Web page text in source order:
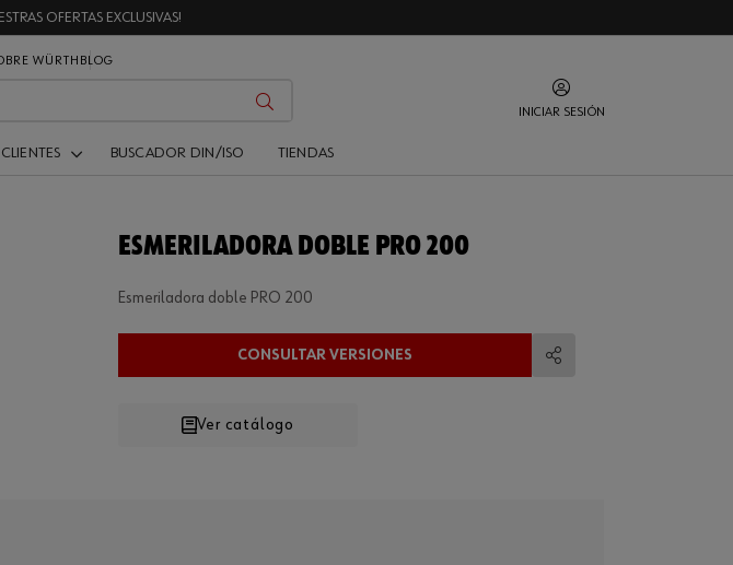
OFERTAS EXCLUSIVAS!
WÜRTH BLOG
INICIAR SESIÓN
BUSCADOR DIN/ISO TIENDAS
ESMERILADORA DOBLE PRO 200
Esmeriladora doble PRO 200
CONSULTAR VERSIONES
Compartir
Ver catálogo